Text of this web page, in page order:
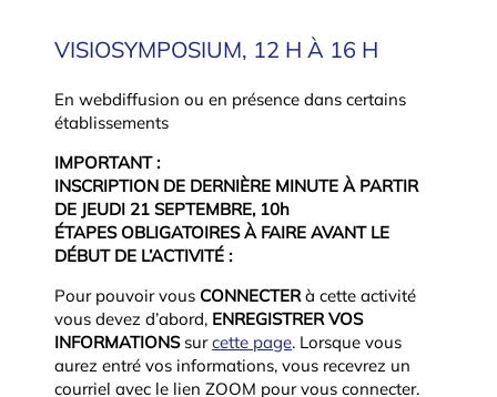
VISIOSYMPOSIUM, 12 H À 16 H
En webdiffusion ou en présence dans certains
établissements
IMPORTANT :
INSCRIPTION DE DERNIÈRE MINUTE À PARTIR
DE JEUDI 21 SEPTEMBRE, 10h
ÉTAPES OBLIGATOIRES À FAIRE AVANT LE
DÉBUT DE L’ACTIVITÉ :
Pour pouvoir vous CONNECTER à cette activité
vous devez d’abord, ENREGISTRER VOS
INFORMATIONSsurcette page. Lorsque vous
aurez entré vos informations, vous recevrez un
courriel avec le lien ZOOM pour vous connecter.